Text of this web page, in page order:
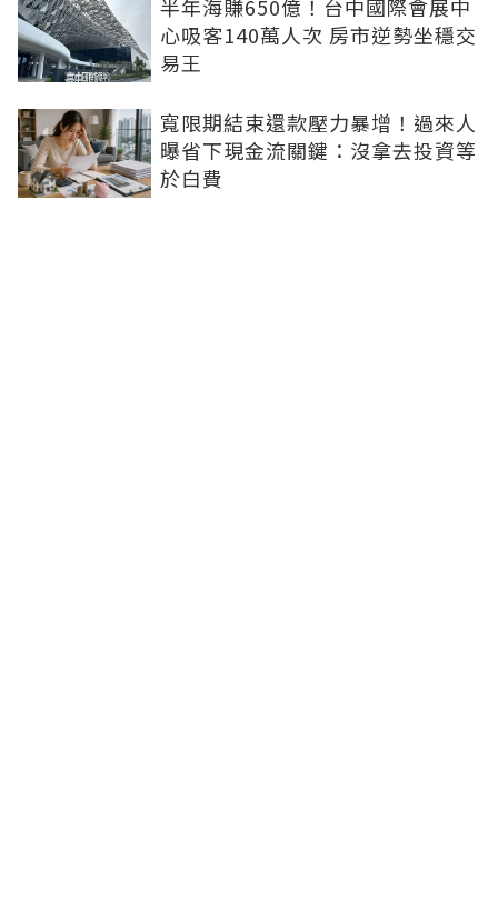
半年海賺650億！台中國際會展中
心吸客140萬人次 房市逆勢坐穩交
易王
寬限期結束還款壓力暴增！過來人
曝省下現金流關鍵：沒拿去投資等
於白費